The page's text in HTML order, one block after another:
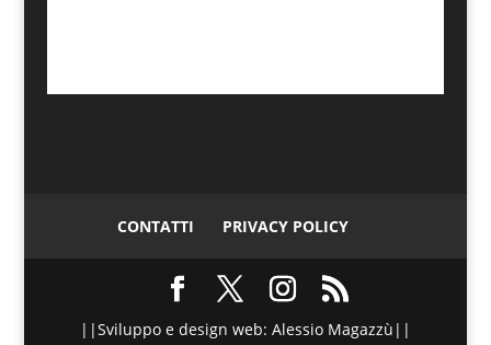
CONTATTI PRIVACY POLICY
||Sviluppo e design web: Alessio Magazzù||